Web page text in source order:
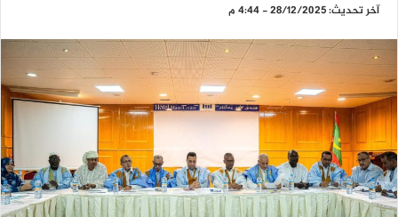
آخر تحديث: 28/12/2025 - 4:44 م